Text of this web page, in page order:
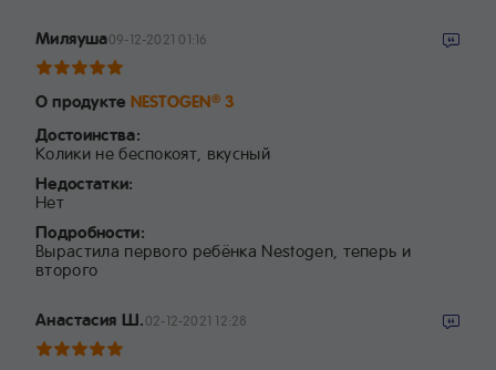
Миляуша09-12-2021 01:16
О продукте NESTOGEN®3
Достоинства:
Колики не беспокоят, вкусный
Недостатки:
Нет
Подробности:
Вырастила первого ребёнка Nestogen, теперь и
второго
Анастасия Ш.02-12-2021 12:28